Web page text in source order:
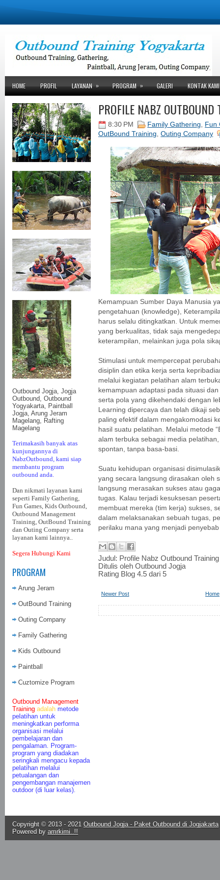
HOME PROFIL LAYANAN » PROGRAM » GALERI KONTAK KAMI
Outbound Jogja, Jogja
Outbound, Outbound
Yogyakarta, Paintball
Jogja, Arung Jeram
Magelang, Rafting
Magelang
Terimakasih banyak atas
kunjungannya di
NabzOutbound, kami siap
membantu program
outbound anda.
Dan nikmati layanan kami
seperti Family Gathering,
Fun Games, Kids Outbound,
Outbound Management
Training, OutBound Training
dan Outing Company serta
layanan kami lainnya..
Segera Hubungi Kami
PROGRAM
Arung Jeram
OutBound Training
Outing Company
Family Gathering
Kids Outbound
Paintball
Cuztomize Program
Outbound Management
Training adalah metode
pelatihan untuk
meningkatkan performa
organisasi melalui
pembelajaran dan
pengalaman. Program-
program yang diadakan
seringkali mengacu kepada
pelatihan melalui
petualangan dan
pengembangan manajemen
outdoor (di luar kelas).
PROFILE NABZ OUTBOUND
8:30 PM Family Gathering, Fun
OutBound Training, Outing Company
Kemampuan Sumber Daya Manusia
pengetahuan (knowledge),
harus selalu ditingkatkan. Untuk
yang berkualitas, tidak saja
keterampilan, melainkan juga pola
Stimulasi untuk mempercepat
disiplin dan etika kerja serta
melalui kegiatan pelatihan alam
kemampuan adaptasi pada situasi
serta pola yang dikehendaki dengan
Learning dipercaya dan telah dikaji
paling efektif dalam mengakomodasi
hasil suatu pelatihan. Melalui metode
alam terbuka sebagai media
spontan, tanpa basa-basi.
Suatu kehidupan organisasi
yang secara langsung dirasakan oleh
langsung merasakan sukses atau
tugas. Kalau terjadi kesuksesan
membuat mereka (tim kerja) sukses,
dalam melaksanakan sebuah tugas,
perilaku mana yang menjadi
Judul: Profile Nabz Outbound
Ditulis oleh Outbound Jogja
Rating Blog 4.5 dari 5
Newer Post Home
Copyright © 2013 - 2021 Outbound Jogja - Paket Outbound di Jogjakarta
Powered by amrkimi..!!